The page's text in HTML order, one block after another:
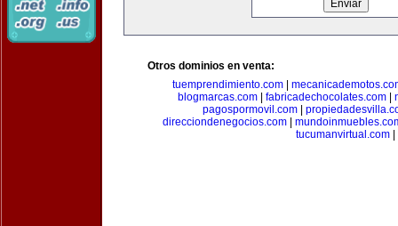
Otros dominios en venta:
tuemprendimiento.com
blogmarcas.com
fabricadechocolates.com
pagospormovil.com
direcciondenegocios.com
tucumanvirtual.com